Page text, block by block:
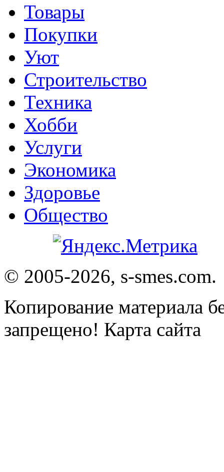
Товары
Покупки
Уют
Строительство
Техника
Хобби
Услуги
Экономика
Здоровье
Общество
© 2005-2026, s-smes.com.
Копирование материала
запрещено! Карта сайта